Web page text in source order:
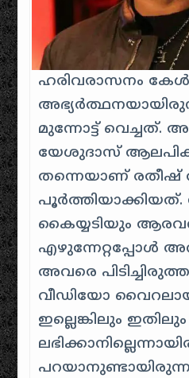
ഹരിവരാസനം
മുന്നോട്ട് വെച്ചത്.
യേശുദാസ്
തന്നെയാണ് രതീഷ്
പൂര്‍ത്തിയാക്കിയത്.
കൈയ്യടിയും
എഴുന്നേറ്റപ്പോള്‍
അവരെ
വീഡിയോ
ഇല്ലെങ്കിലും